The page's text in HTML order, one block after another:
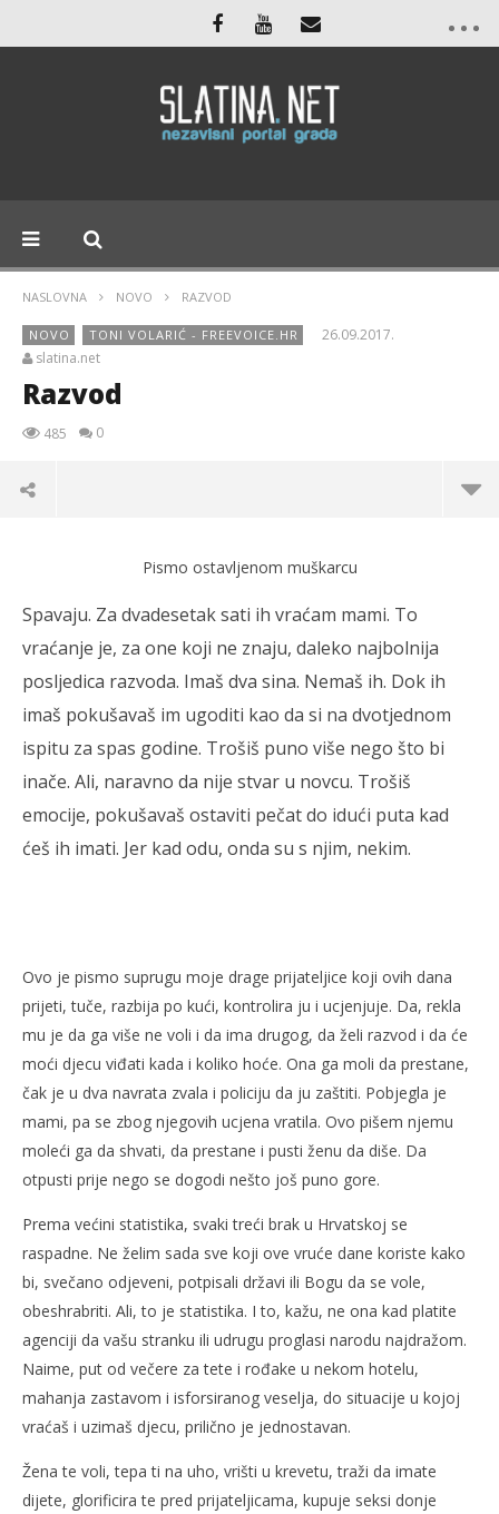
NASLOVNA NOVO RAZVOD
NOVO TONI VOLARIĆ - FREEVOICE.HR
26.09.2017.
slatina.net
Razvod
485 0
Pismo ostavljenom muškarcu
Spavaju. Za dvadesetak sati ih vraćam mami. To
vraćanje je, za one koji ne znaju, daleko najbolnija
posljedica razvoda. Imaš dva sina. Nemaš ih. Dok ih
imaš pokušavaš im ugoditi kao da si na dvotjednom
ispitu za spas godine. Trošiš puno više nego što bi
inače. Ali, naravno da nije stvar u novcu. Trošiš
emocije, pokušavaš ostaviti pečat do idući puta kad
ćeš ih imati. Jer kad odu, onda su s njim, nekim.
Ovo je pismo suprugu moje drage prijateljice koji ovih dana
prijeti, tuče, razbija po kući, kontrolira ju i ucjenjuje. Da, rekla
mu je da ga više ne voli i da ima drugog, da želi razvod i da će
moći djecu viđati kada i koliko hoće. Ona ga moli da prestane,
čak je u dva navrata zvala i policiju da ju zaštiti. Pobjegla je
mami, pa se zbog njegovih ucjena vratila. Ovo pišem njemu
moleći ga da shvati, da prestane i pusti ženu da diše. Da
otpusti prije nego se dogodi nešto još puno gore.
Prema većini statistika, svaki treći brak u Hrvatskoj se
raspadne. Ne želim sada sve koji ove vruće dane koriste kako
bi, svečano odjeveni, potpisali državi ili Bogu da se vole,
obeshrabriti. Ali, to je statistika. I to, kažu, ne ona kad platite
agenciji da vašu stranku ili udrugu proglasi narodu najdražom.
Naime, put od večere za tete i rođake u nekom hotelu,
mahanja zastavom i isforsiranog veselja, do situacije u kojoj
vraćaš i uzimaš djecu, prilično je jednostavan.
Žena te voli, tepa ti na uho, vrišti u krevetu, traži da imate
dijete, glorificira te pred prijateljicama, kupuje seksi donje